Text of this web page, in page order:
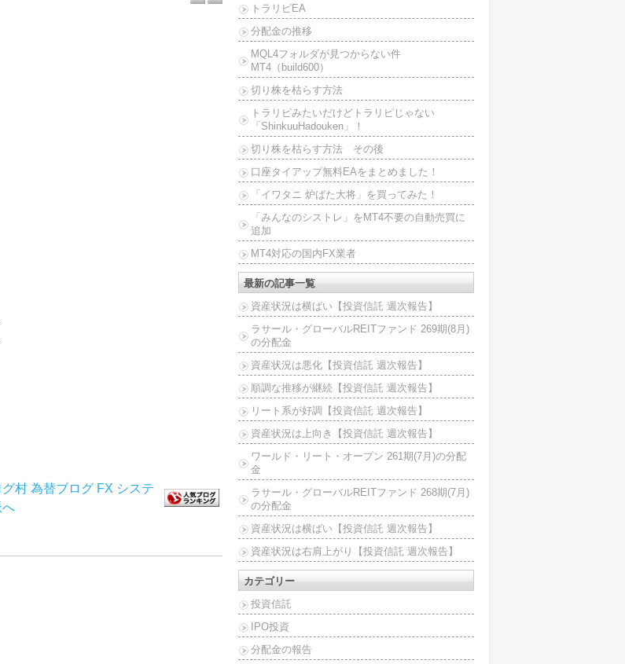
トラリピEA
分配金の推移
MQL4フォルダが見つからない件
MT4（build600）
切り株を枯らす方法
トラリピみたいだけどトラリピじゃない
「ShinkuuHadouken」！
切り株を枯らす方法 その後
口座タイアップ無料EAをまとめました！
「イワタニ 炉ばた大将」を買ってみた！
「みんなのシストレ」をMT4不要の自動売買に
追加
MT4対応の国内FX業者
最新の記事一覧
資産状況は横ばい【投資信託 週次報告】
ラサール・グローバルREITファンド 269期(8月)
の分配金
資産状況は悪化【投資信託 週次報告】
順調な推移が継続【投資信託 週次報告】
リート系が好調【投資信託 週次報告】
資産状況は上向き【投資信託 週次報告】
ワールド・リート・オープン 261期(7月)の分配
金
ラサール・グローバルREITファンド 268期(7月)
の分配金
資産状況は横ばい【投資信託 週次報告】
資産状況は右肩上がり【投資信託 週次報告】
カテゴリー
投資信託
IPO投資
分配金の報告